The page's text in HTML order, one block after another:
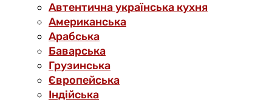
Автентична українська кухня
Американська
Арабська
Баварська
Грузинська
Європейська
Індійська